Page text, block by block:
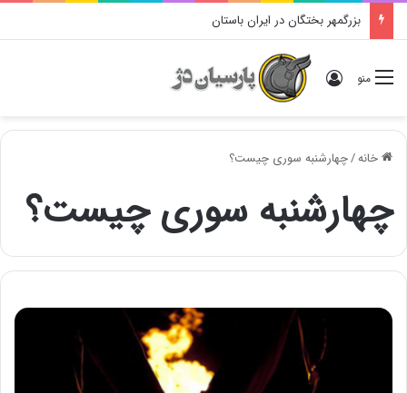
بزرگمهر بختگان در ایران باستان
منو ورود
خانه/چهارشنبه سوری چیست؟
چهارشنبه سوری چیست؟